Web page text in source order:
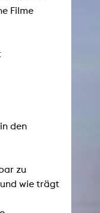
Filme
den
zu
wie trägt